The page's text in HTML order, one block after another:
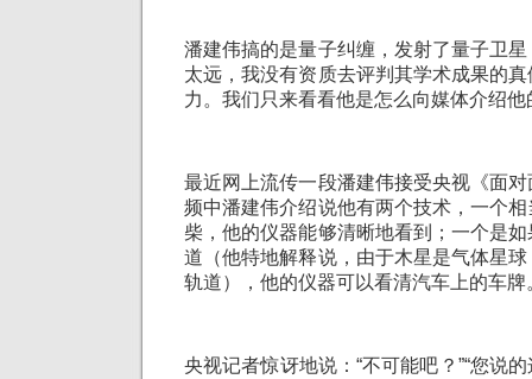
潘建伟搞的是量子纠缠，发射了量子卫
太远，我没有资质去评判其学术成果的
力。我们只来看看他是怎么向媒体介绍
最近网上流传一段潘建伟接受央视《面
频中潘建伟介绍说他有两个技术，一个
柴，他的仪器能够清晰地看到；一个是
道（他特地解释说，由于木星是气体星
轨道），他的仪器可以看清汽车上的车牌
央视记者惊讶地说：“不可能吧？”“您说